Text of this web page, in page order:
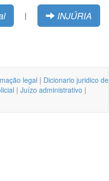
| INJÚRIA
legal | Dicionario juridico de
| Juízo administrativo |